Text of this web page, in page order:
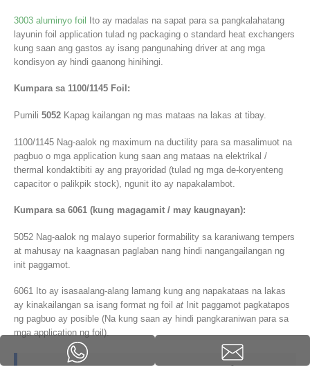
3003 aluminyo foil
Ito ay madalas na sapat para sa pangkalahatang
layunin foil application tulad ng packaging o standard heat exchangers
kung saan ang gastos ay isang pangunahing driver at ang mga
kondisyon ay hindi gaanong hinihingi.
Kumpara sa 1100/1145 Foil:
Pumili 5052 Kapag kailangan ng mas mataas na lakas at tibay.
1100/1145 Nag-aalok ng maximum na ductility para sa masalimuot na
pagbuo o mga application kung saan ang mataas na elektrikal /
thermal kondaktibiti ay ang prayoridad (tulad ng mga de-koryenteng
capacitor o palikpik stock), ngunit ito ay napakalambot.
Kumpara sa 6061 (kung magagamit / may kaugnayan):
5052 Nag-aalok ng malayo superior formability sa karaniwang tempers
at mahusay na kaagnasan paglaban nang hindi nangangailangan ng
init paggamot.
6061 Ito ay isasaalang-alang lamang kung ang napakataas na lakas
ay kinakailangan sa isang format ng foil at Init paggamot pagkatapos
ng pagbuo ay posible (Na kung saan ay hindi pangkaraniwan para sa
mga application ng foil).